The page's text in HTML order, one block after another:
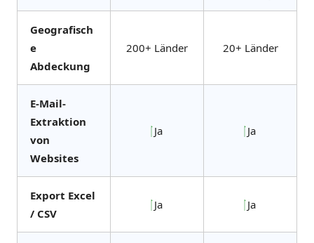
Geografisch
e
Abdeckung
200+ Länder 20+ Länder
E-Mail-
Extraktion
von
Websites
Ja Ja
Export Excel
/ CSV
Ja Ja